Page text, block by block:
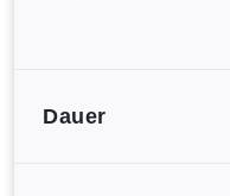
Dauer